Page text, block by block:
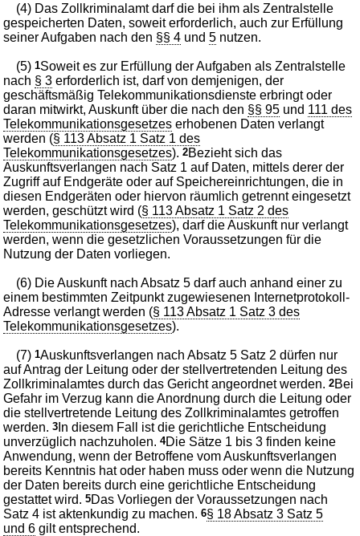
(4) Das Zollkriminalamt darf die bei ihm als Zentralstelle
gespeicherten Daten, soweit erforderlich, auch zur Erfüllung
seiner Aufgaben nach den §§ 4 und5 nutzen.
(5)1Soweit es zur Erfüllung der Aufgaben als Zentralstelle
nach § 3 erforderlich ist, darf von demjenigen, der
geschäftsmäßig Telekommunikationsdienste erbringt oder
daran mitwirkt, Auskunft über die nach den §§ 95 und 111 des
Telekommunikationsgesetzes erhobenen Daten verlangt
werden (§ 113 Absatz 1 Satz 1 des
Telekommunikationsgesetzes).2Bezieht sich das
Auskunftsverlangen nach Satz 1 auf Daten, mittels derer der
Zugriff auf Endgeräte oder auf Speichereinrichtungen, die in
diesen Endgeräten oder hiervon räumlich getrennt eingesetzt
werden, geschützt wird (§ 113 Absatz 1 Satz 2 des
Telekommunikationsgesetzes), darf die Auskunft nur verlangt
werden, wenn die gesetzlichen Voraussetzungen für die
Nutzung der Daten vorliegen.
(6) Die Auskunft nach Absatz 5 darf auch anhand einer zu
einem bestimmten Zeitpunkt zugewiesenen Internetprotokoll-
Adresse verlangt werden (§ 113 Absatz 1 Satz 3 des
Telekommunikationsgesetzes).
(7)1Auskunftsverlangen nach Absatz 5 Satz 2 dürfen nur
auf Antrag der Leitung oder der stellvertretenden Leitung des
Zollkriminalamtes durch das Gericht angeordnet werden.2Bei
Gefahr im Verzug kann die Anordnung durch die Leitung oder
die stellvertretende Leitung des Zollkriminalamtes getroffen
werden.3 In diesem Fall ist die gerichtliche Entscheidung
unverzüglich nachzuholen.4Die Sätze 1 bis 3 finden keine
Anwendung, wenn der Betroffene vom Auskunftsverlangen
bereits Kenntnis hat oder haben muss oder wenn die Nutzung
der Daten bereits durch eine gerichtliche Entscheidung
gestattet wird.5Das Vorliegen der Voraussetzungen nach
Satz 4 ist aktenkundig zu machen.6§ 18 Absatz 3 Satz 5
und 6 gilt entsprechend.